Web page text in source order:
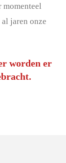
momenteel
jaren onze
worden er